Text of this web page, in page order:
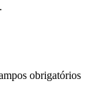
.
obrigatórios